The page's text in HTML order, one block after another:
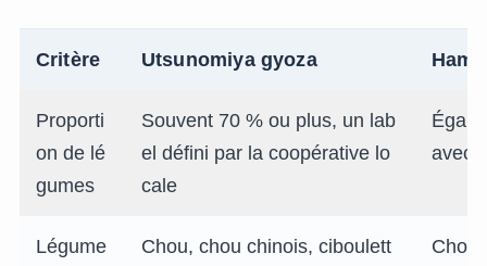
Critère Utsunomiya gyoza
Proporti
on de lé
gumes
Souvent 70 % ou plus, un lab
el défini par la coopérative lo
cale
avec
Légume
Chou, chou chinois, ciboulett
Chou